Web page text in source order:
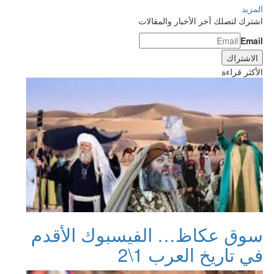
المزيد
اشترك لتصلك آخر الأخبار والمقالات
Email
الأكثر قراءة
سوق عكاظ… الفيسبوك الأقدم
في تاريخ العرب 1\2